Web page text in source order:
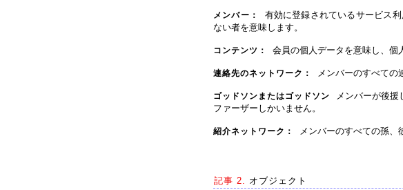
メンバー：
有効に登録されているサービス
ない者を意味します。
コンテンツ： 会員の個人データを意味し、個
連絡先のネットワーク： メンバーのすべての
ゴッドソンまたはゴッドソン
メンバーが後援
ファーザーしかいません。
紹介ネットワーク： メンバーのすべての孫、
記事 2. オブジェクト